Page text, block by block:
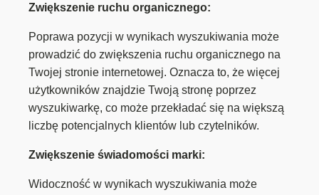
Zwiększenie ruchu organicznego:
Poprawa pozycji w wynikach wyszukiwania może
prowadzić do zwiększenia ruchu organicznego na
Twojej stronie internetowej. Oznacza to, że więcej
użytkowników znajdzie Twoją stronę poprzez
wyszukiwarkę, co może przekładać się na większą
liczbę potencjalnych klientów lub czytelników.
Zwiększenie świadomości marki:
Widoczność w wynikach wyszukiwania może